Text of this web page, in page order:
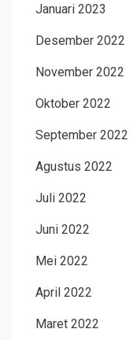
Januari 2023
Desember 2022
November 2022
Oktober 2022
September 2022
Agustus 2022
Juli 2022
Juni 2022
Mei 2022
April 2022
Maret 2022